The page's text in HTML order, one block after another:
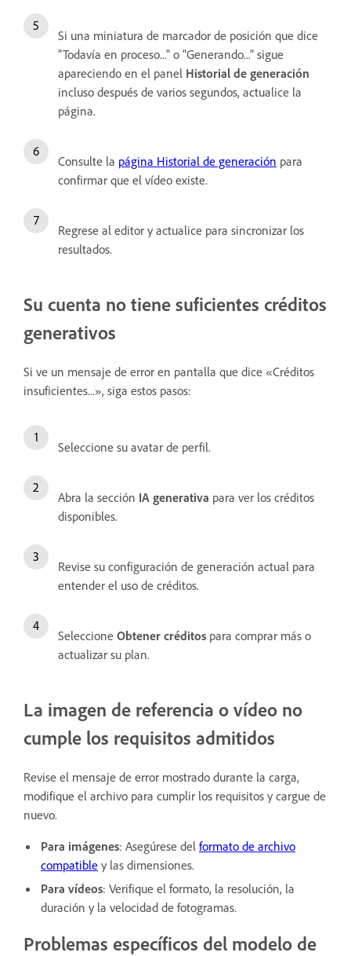
Si una miniatura de marcador de posición que dice
"Todavía en proceso..." o "Generando..." sigue
apareciendo en el panel Historial de generación
incluso después de varios segundos, actualice la
página.
Consulte la página Historial de generación para
confirmar que el vídeo existe.
Regrese al editor y actualice para sincronizar los
resultados.
Su cuenta no tiene suficientes créditos
generativos
Si ve un mensaje de error en pantalla que dice «Créditos
insuficientes...», siga estos pasos:
Seleccione su avatar de perfil.
Abra la sección IA generativa para ver los créditos
disponibles.
Revise su configuración de generación actual para
entender el uso de créditos.
Seleccione Obtener créditos para comprar más o
actualizar su plan.
La imagen de referencia o vídeo no
cumple los requisitos admitidos
Revise el mensaje de error mostrado durante la carga,
modifique el archivo para cumplir los requisitos y cargue de
nuevo.
Para imágenes: Asegúrese del formato de archivo
compatible y las dimensiones.
Para vídeos: Verifique el formato, la resolución, la
duración y la velocidad de fotogramas.
Problemas específicos del modelo de